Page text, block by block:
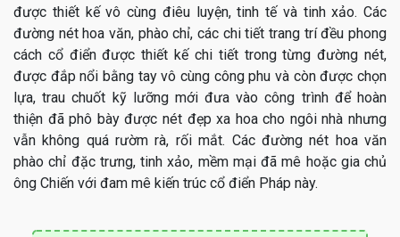
được thiết kế vô cùng điêu luyện, tinh tế và tinh xảo. Các
đường nét hoa văn, phào chỉ, các chi tiết trang trí đều phong
cách cổ điển được thiết kế chi tiết trong từng đường nét,
được đắp nổi bằng tay vô cùng công phu và còn được chọn
lựa, trau chuốt kỹ lưỡng mới đưa vào công trình để hoàn
thiện đã phô bày được nét đẹp xa hoa cho ngôi nhà nhưng
vẫn không quá rườm rà, rối mắt. Các đường nét hoa văn
phào chỉ đặc trưng, tinh xảo, mềm mại đã mê hoặc gia chủ
ông Chiến với đam mê kiến trúc cổ điển Pháp này.